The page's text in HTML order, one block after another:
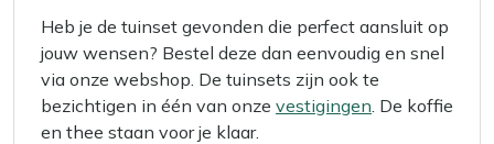
Heb je de tuinset gevonden die perfect aansluit op
jouw wensen? Bestel deze dan eenvoudig en snel
via onze webshop. De tuinsets zijn ook te
bezichtigen in één van onze vestigingen . De koffie
en thee staan voor je klaar.